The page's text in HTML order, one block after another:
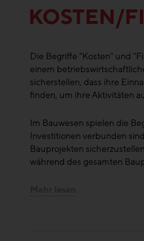
KOSTEN/
Die Begriffe "Kosten" und
einem
sicherstellen, dass ihre
finden, um ihre Aktivitäten
Im Bauwesen spielen die
Investitionen verbunden
Bauprojekten
während des gesamten